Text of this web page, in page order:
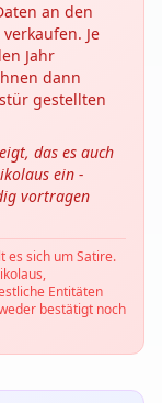
an den
Je
Jahr
dann
gestellten
das es auch
ein -
vortragen
es sich um Satire.
Entitäten
bestätigt noch